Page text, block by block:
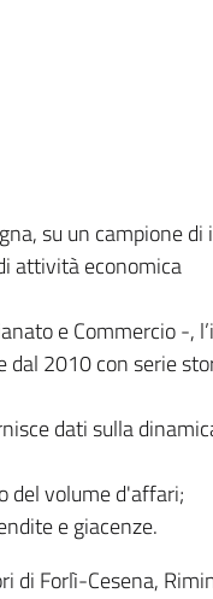
su un campione di
attività economica
e Commercio -,
2010 con serie
dati sulla
del volume d'affari;
e giacenze.
di Forlì-Cesena,